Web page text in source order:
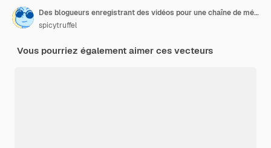
Des blogueurs enregistrant des vidéos pour une chaîne de médias sociaux, des vlogs de cuisine ou de couture, des blogs de mode, du contenu de podcast, du streaming Internet, des gens qui parlent devant la caméra, des vloggers vectoriels.
spicytruffel
Vous pourriez également aimer ces vecteurs